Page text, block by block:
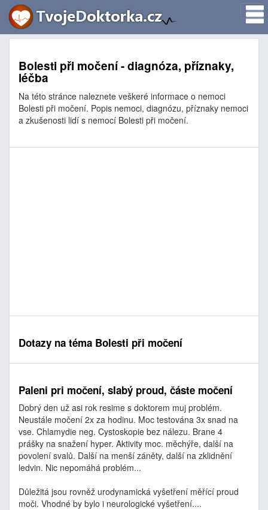
Bolesti při močení - diagnóza, příznaky,
léčba
Na této stránce naleznete veškeré informace o nemoci
Bolesti při močení. Popis nemoci, diagnózu, příznaky nemoci
a zkušenosti lidí s nemocí Bolesti při močení.
Dotazy na téma Bolesti při močení
Paleni pri močení, slabý proud, částe močení
Dobrý den už asi rok resime s doktorem muj problém.
Neustále močení 2x za hodinu. Moc testována 3x snad na
vse. Chlamydie neg. Cystoskopie bez nálezu. Brane 4
prášky na snažení hyper. Aktivity moc. měchýře, další na
povolení svalů. Další na menší záněty, další na zklidnění
ledvin. Nic nepomáhá problém...
Důležitá jsou rovněž urodynamická vyšetření měřící proud
moči. Vhodné by bylo i neurologické vyšetření....